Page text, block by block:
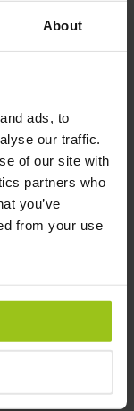
About
ads, to
our traffic.
of our site with
partners who
you’ve
from your use
est leur
Le stress est
chronique peut
et mentale.
à s'adapter
de stress,